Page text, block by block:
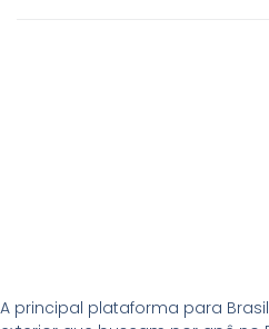
A principal plataforma para